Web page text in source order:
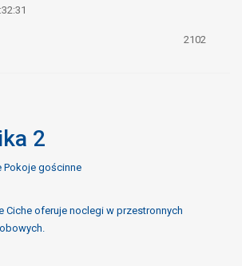
2102
2
Pokoje gościnne
Ciche oferuje noclegi w przestronnych